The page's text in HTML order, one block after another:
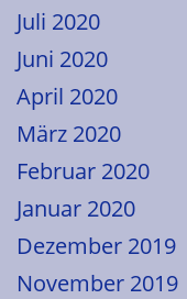
Juli 2020
Juni 2020
April 2020
März 2020
Februar 2020
Januar 2020
Dezember 2019
November 2019